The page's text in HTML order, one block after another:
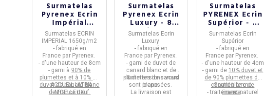
Surmatelas
Pyrenex Ecrin
Impérial
moelleux
canard - 8
tailles
Surmatelas ECRIN
IMPERIAL 1650g/m2
- fabriqué en
France par Pyrenex.
- d'une hauteur de 8cm
- garni à 90% de
plumettes et à 10% de
duvet de canard blanc
de France neuf.
- ACCUEIL ULTRA
MOELLEUX
Surmatelas
Pyrenex Ecrin
Luxury - 8
tailles
Surmatelas Ecrin
Luxury
- fabriqué en
Francepar Pyrenex.
- garni de duvet de
canard blanc et de
plumettes de canard
blanc.
- 8 dimensions vous
sont proposées.
La livraison est
Surmatelas
PYRENEX Ecrin
Supérior - 8
tailles
Sur-matelas Ecrin
Supérior
- fabriqué en
France par Pyrenex.
- d'une hauteur de 4cm
- garni de 10% duvet et
de 90% plumettes de
canard blanc de
France.
- Soutien ferme.
- traitement naturel